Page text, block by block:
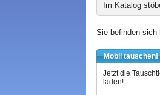
Im Katalog
Sie befinden sich
Mobil tauschen!
Jetzt die
laden!